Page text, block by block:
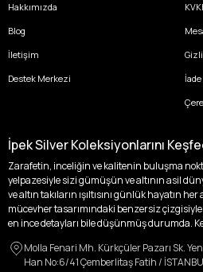
Hakkımızda
Blog
İletişim
Destek Merkezi
İpek Silver Koleksiyonlarını
Zarafetin, inceliğin ve kalitenin buluşma
yelpazesiyle sizi gümüşün ve altının asil
ve altın takıların ışıltısını günlük hayatın
mücevher tasarımındaki benzersiz
en ince detayları bile düşünmüş durumda.
özgünlüğünüzü ön plana çıkaracak
Molla Fenari Mh. Kürkçüler Pazarı Sk.
Han No:6/41 Çemberlitaş Fatih /